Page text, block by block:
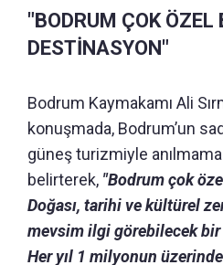
"BODRUM ÇOK ÖZEL
DESTİNASYON"
Bodrum Kaymakamı Ali
konuşmada, Bodrum’un
güneş turizmiyle
belirterek, "Bodrum çok
Doğası, tarihi ve kültürel
mevsim ilgi görebilecek
Her yıl 1 milyonun